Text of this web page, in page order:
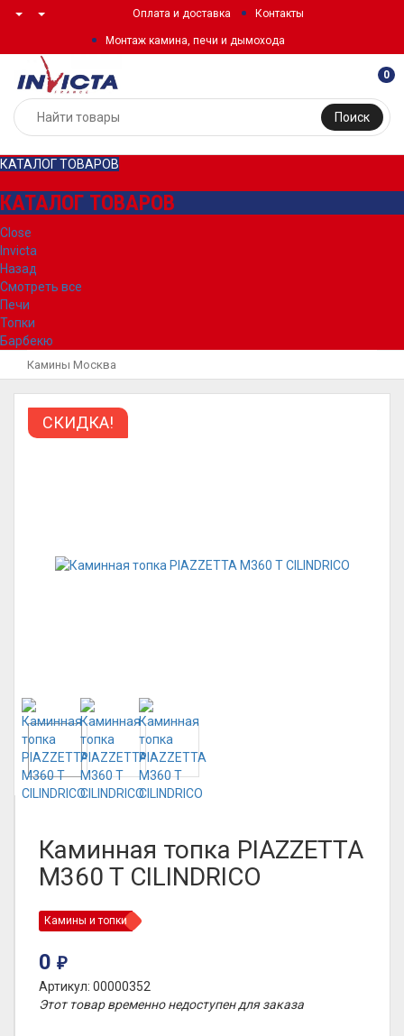
Оплата и доставка Контакты
Монтаж камина, печи и дымохода
Поиск
0
КАТАЛОГ ТОВАРОВ
КАТАЛОГ ТОВАРОВ
Close
Invicta
Назад
Смотреть все
Печи
Топки
Барбекю
Камины Москва
СКИДКА!
Каминная топка PIAZZETTA
M360 T CILINDRICO
Камины и топки
0 ₽
Артикул: 00000352
Этот товар временно недоступен для заказа